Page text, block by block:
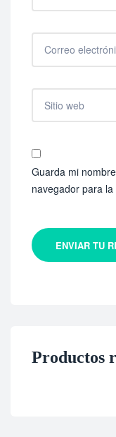
Guarda mi
navegador para
ENVIAR TU
Productos